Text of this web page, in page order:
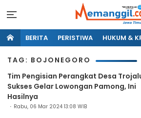
BERITA PERISTIWA HUKUM &
TAG: BOJONEGORO
Tim Pengisian Perangkat Desa
Sukses Gelar Lowongan Pamong, Ini
Hasilnya
Rabu, 06 Mar 2024 13:08 WIB